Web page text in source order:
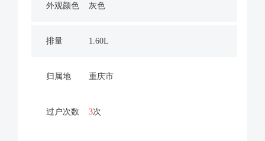
外观颜色 灰色
排量 1.60L
归属地 重庆市
过户次数 3次